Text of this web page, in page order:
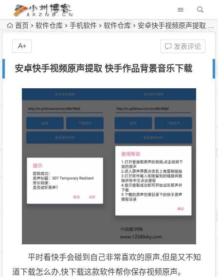
首页 软件仓库 手机软件 软件仓库 安卓快手视频原声提取 快手作品背景音乐下载
安卓快手视频原声提取 快手作品背景音乐下载
发表评论
A+
平时看快手会碰到自己非常喜欢的原声,但是又不知
道下载怎么办,快下载这款软件帮你保存视频原声。